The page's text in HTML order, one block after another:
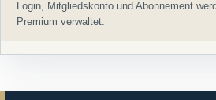
Login, Mitgliedskonto und Abonnement
Premium verwaltet.